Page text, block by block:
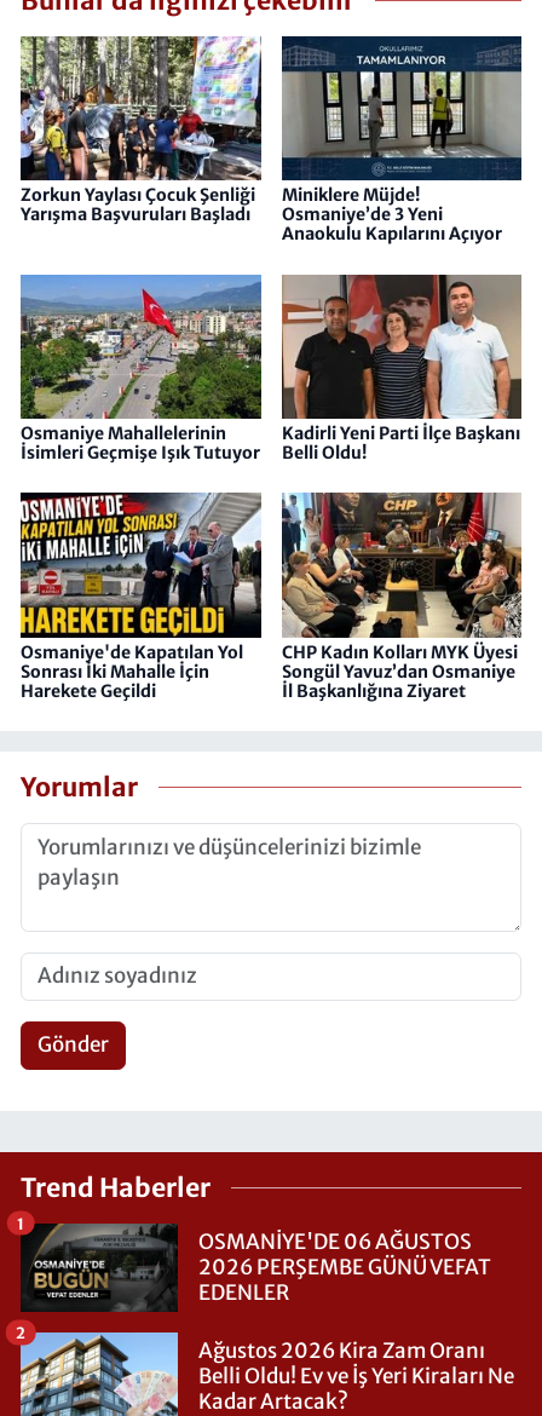
Zorkun Yaylası Çocuk Şenliği
Yarışma Başvuruları Başladı
Miniklere Müjde!
Osmaniye’de 3 Yeni
Anaokulu Kapılarını Açıyor
Osmaniye Mahallelerinin
İsimleri Geçmişe Işık Tutuyor
Kadirli Yeni Parti İlçe Başkanı
Belli Oldu!
Osmaniye'de Kapatılan Yol
Sonrası İki Mahalle İçin
Harekete Geçildi
CHP Kadın Kolları MYK Üyesi
Songül Yavuz’dan Osmaniye
İl Başkanlığına Ziyaret
Yorumlar
Gönder
Trend Haberler
OSMANİYE'DE 06 AĞUSTOS
2026 PERŞEMBE GÜNÜ VEFAT
EDENLER
1
Ağustos 2026 Kira Zam Oranı
Belli Oldu! Ev ve İş Yeri Kiraları Ne
Kadar Artacak?
2